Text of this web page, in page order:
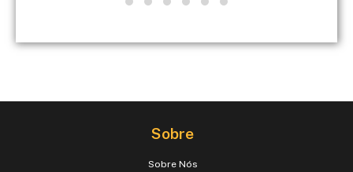
Sobre
Sobre Nós